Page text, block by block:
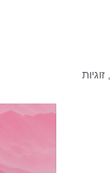
,זוגיות